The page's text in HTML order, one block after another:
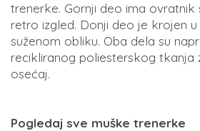
trenerke. Gornji deo ima
retro izgled. Donji deo je krojen
suženom obliku. Oba dela su
recikliranog poliesterskog tkanja
osećaj.
Pogledaj sve muške trenerke